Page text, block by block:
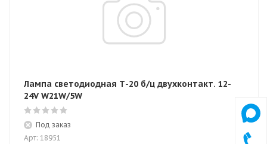
Лампа светодиодная Т-20 б/ц двухконтакт. 12-
24V W21W/5W
Под заказ
Арт: 18951